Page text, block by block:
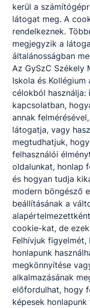
Gyulai SZC
Székely
Mihály
Technikum,
Szakképző
Iskola és
Kollégium
kerül a
látogat meg. A
rendelkeznek.
megjegyzik a
általánosságban
Az GySzC Székely
Iskola és
célokból használja:
kapcsolatban,
annak
látogatja, vagy
megtudhatjuk,
felhasználói
oldalunkat, honlap
és hogyan tudja
modern böngésző
beállításának a
cookie-kat, de
Felhívjuk
honlapunk
megkönnyítése
alkalmazásának
előfordulhat, hogy
képesek